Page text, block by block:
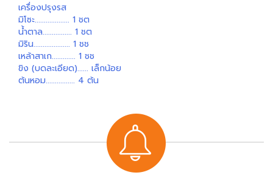
เครื่องปรุงรส
มิโซะ................... 1 ชต
น้ำตาล................ 1 ชต
มิริน.................... 1 ชช
เหล้าสาเก............. 1 ชช
ขิง (บดละเอียด)...... เล็กน้อย
ต้นหอม................ 4 ต้น